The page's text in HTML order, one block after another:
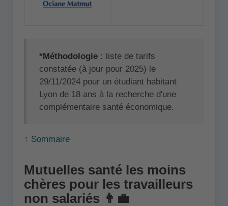
*Méthodologie : liste de tarifs
constatée (à jour pour 2025) le
29/11/2024 pour un étudiant habitant
Lyon de 18 ans à la recherche d'une
complémentaire santé économique.
↑ Sommaire
Mutuelles santé les moins
chères pour les travailleurs
non salariés 👨‍💼